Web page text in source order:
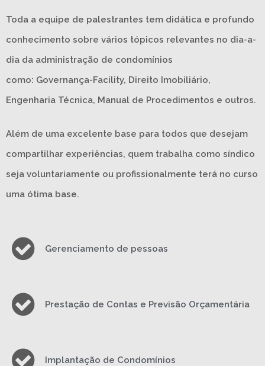
Toda a equipe de palestrantes tem didática e profundo
conhecimento sobre vários tópicos relevantes no dia-a-
dia da administração de condomínios
como: Governança-Facility, Direito Imobiliário,
Engenharia Técnica, Manual de Procedimentos e outros.
Além de uma excelente base para todos que desejam
compartilhar experiências, quem trabalha como síndico
seja voluntariamente ou profissionalmente terá no curso
uma ótima base.
Gerenciamento de pessoas
Prestação de Contas e Previsão Orçamentária
Implantação de Condomínios